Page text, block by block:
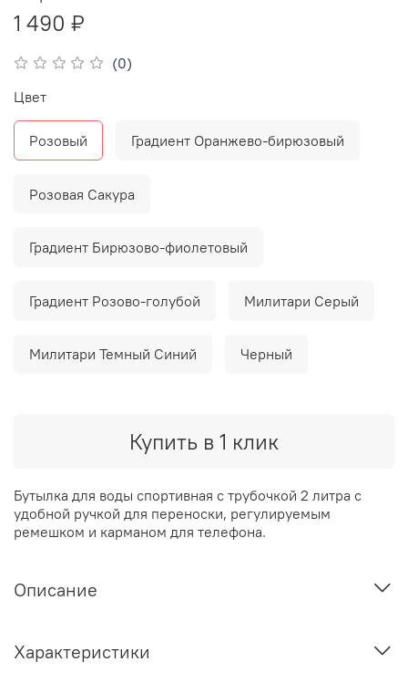
(0)
1 490 ₽
Купить в 1 клик
Цвет
Розовый Градиент Оранжево-бирюзовый
Розовая Сакура
Градиент Бирюзово-фиолетовый
Градиент Розово-голубой Милитари Серый
Милитари Темный Синий Черный
Бутылка для воды спортивная с трубочкой 2 литра с
удобной ручкой для переноски, регулируемым
ремешком и карманом для телефона.
Описание
Характеристики